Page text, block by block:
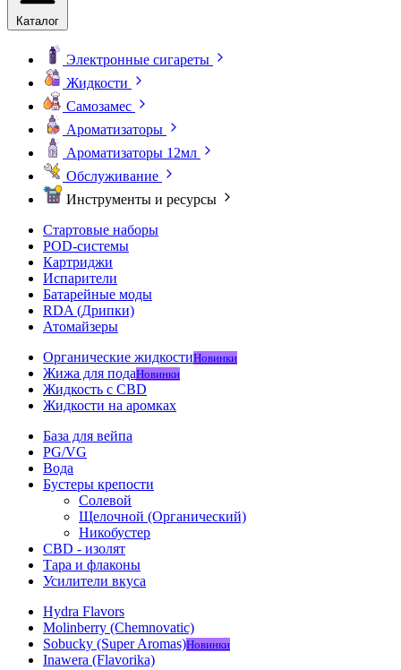
Каталог
Электронные сигареты
Жидкости
Самозамес
Ароматизаторы
Ароматизаторы 12мл
Обслуживание
Инструменты и ресурсы
Стартовые наборы
POD-системы
Картриджи
Испарители
Батарейные моды
RDA (Дрипки)
Атомайзеры
Органические жидкостиНовинки
Жижа для подаНовинки
Жидкость с CBD
Жидкости на аромках
База для вейпа
PG/VG
Вода
Бустеры крепости
Солевой
Щелочной (Органический)
Никобустер
CBD - изолят
Тара и флаконы
Усилители вкуса
Hydra Flavors
Molinberry (Chemnovatic)
Sobucky (Super Aromas)Новинки
Inawera (Flavorika)